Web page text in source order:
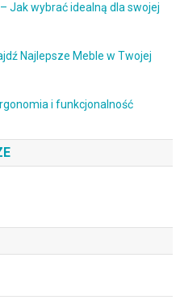
Jak wybrać idealną dla swojej
Najlepsze Meble w Twojej
i funkcjonalność